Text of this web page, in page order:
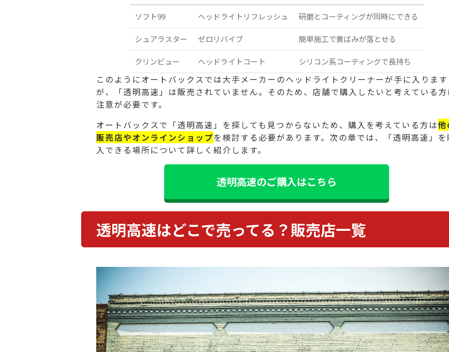
ソフト99 ヘッドライトリフレッシュ 研磨とコーティングが同時にできる
シュアラスター ゼロリバイブ 簡単施工で黄ばみが落とせる
クリンビュー ヘッドライトコート シリコン系コーティングで長持ち
このようにオートバックスでは大手メーカーのヘッドライトクリーナーが手に入ります
が、「透明高速」は販売されていません。そのため、店舗で購入したいと考えている
注意が必要です。
オートバックスで「透明高速」を探しても見つからないため、購入を考えている方は
販売店やオンラインショップを検討する必要があります。次の章では、「透明高速」
入できる場所について詳しく紹介します。
透明高速のご購入はこちら
透明高速はどこで売ってる？販売店一覧